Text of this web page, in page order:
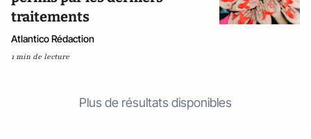
traitements
Atlantico Rédaction
1 min de lecture
Plus de résultats disponibles